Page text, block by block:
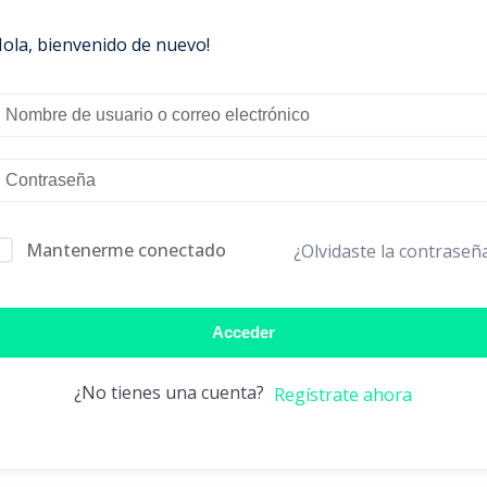
bienvenido de nuevo!
Mantenerme conectado ¿Olvidaste la
Acceder
¿No tienes una cuenta? Regístrate ahora